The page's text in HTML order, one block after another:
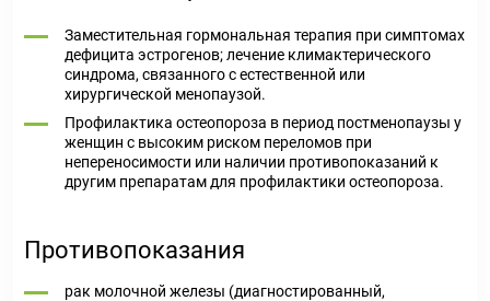
Заместительная гормональная терапия при симптомах
дефицита эстрогенов; лечение климактерического
синдрома, связанного с естественной или
хирургической менопаузой.
Профилактика остеопороза в период постменопаузы у
женщин с высоким риском переломов при
непереносимости или наличии противопоказаний к
другим препаратам для профилактики остеопороза.
Противопоказания
рак молочной железы (диагностированный,